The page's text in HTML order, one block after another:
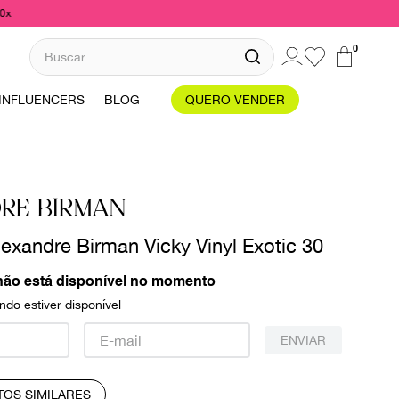
Buscar 0
INFLUENCERS BLOG QUERO VENDER
BIRMAN
Birman Vicky Vinyl Exotic 30
está disponível no momento
estiver disponível
ENVIAR
SIMILARES